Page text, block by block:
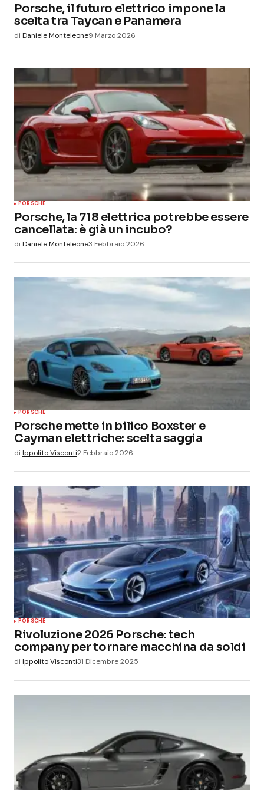
Porsche, il futuro elettrico impone la
scelta tra Taycan e Panamera
di Daniele Monteleone9 Marzo 2026
PORSCHE
Porsche, la 718 elettrica potrebbe essere
cancellata: è già un incubo?
di Daniele Monteleone3 Febbraio 2026
PORSCHE
Porsche mette in bilico Boxster e
Cayman elettriche: scelta saggia
di Ippolito Visconti2 Febbraio 2026
PORSCHE
Rivoluzione 2026 Porsche: tech
company per tornare macchina da soldi
di Ippolito Visconti31 Dicembre 2025